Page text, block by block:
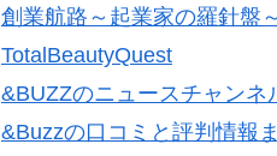
創業航路～起業家の羅針盤～
TotalBeautyQuest
&BUZZのニュースチャンネ
&Buzzの口コミと評判情報